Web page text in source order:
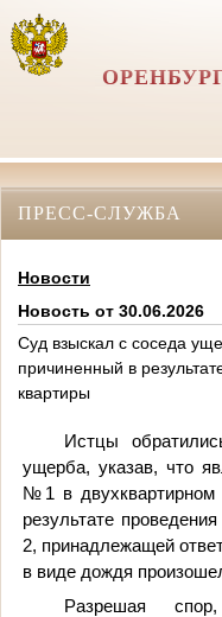
ПРЕСС-СЛУЖБА
Новости
Новость от 30.06.2026
Суд взыскал с соседа
причиненный в
квартиры
Истцы
ущерба, указав, что
№1 в
результате
2, принадлежащей
в виде дождя
Разрешая